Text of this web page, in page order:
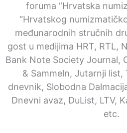
foruma “Hrvatska
“Hrvatskog
međunarodnih stručnih
gost u medijima HRT, RTL,
Bank Note Society Journal,
& Sammeln, Jutarnji
dnevnik, Slobodna
Dnevni avaz, DuList, LTV,
etc.